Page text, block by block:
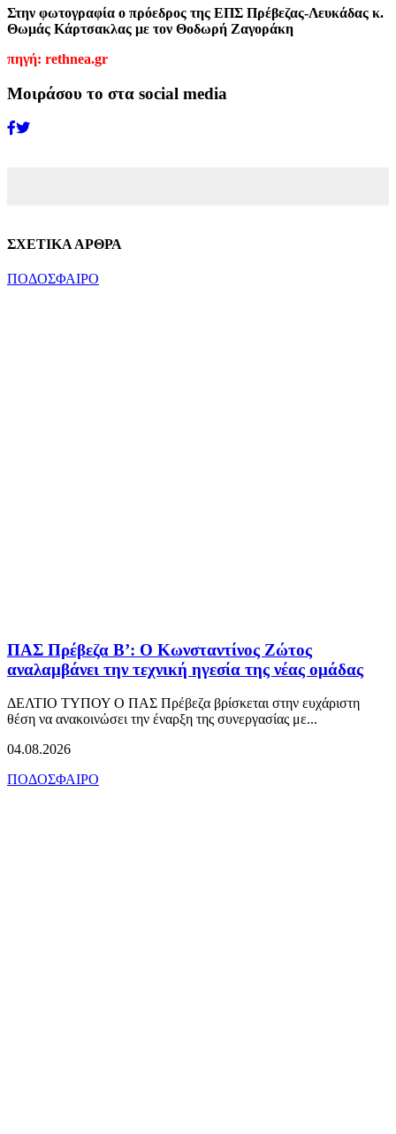
Στην φωτογραφία ο πρόεδρος της ΕΠΣ Πρέβεζας-Λευκάδας κ.
Θωμάς Κάρτσακλας με τον Θοδωρή Ζαγοράκη
πηγή: rethnea.gr
Μοιράσου το στα social media
ΣΧΕΤΙΚΑ ΑΡΘΡΑ
ΠΟΔΟΣΦΑΙΡΟ
ΠΑΣ Πρέβεζα Β’: Ο Κωνσταντίνος Ζώτος
αναλαμβάνει την τεχνική ηγεσία της νέας ομάδας
ΔΕΛΤΙΟ ΤΥΠΟΥ Ο ΠΑΣ Πρέβεζα βρίσκεται στην ευχάριστη
θέση να ανακοινώσει την έναρξη της συνεργασίας με...
04.08.2026
ΠΟΔΟΣΦΑΙΡΟ